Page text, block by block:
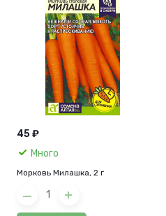
45 ₽
Много
Морковь Милашка, 2 г